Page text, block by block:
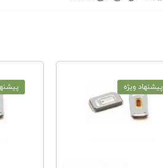
پیشنهاد ویژه